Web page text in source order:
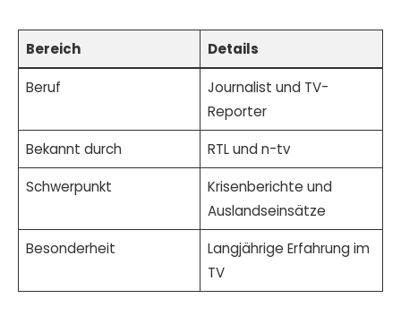
Bereich Details
Beruf
Journalist und TV-
Reporter
Bekannt durch
RTL und n-tv
Schwerpunkt
Krisenberichte und
Auslandseinsätze
Besonderheit
Langjährige Erfahrung im
TV